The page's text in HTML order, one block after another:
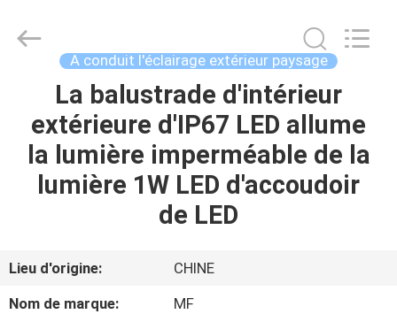
MAISON
PRODUITS
A
PROPOS
Ming
Feng
A conduit l'éclairage extérieur paysage
La balustrade d'intérieur
extérieure d'IP67 LED allume
la lumière imperméable de la
lumière 1W LED d'accoudoir
de LED
Lieu d'origine:
CHINE
Nom de marque:
MF